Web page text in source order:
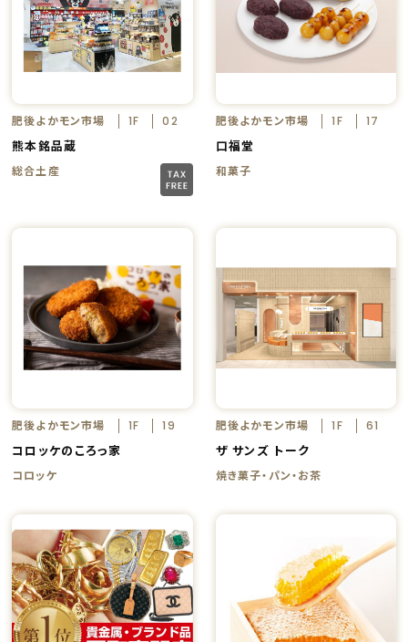
肥後よかモン市場 1F 02
熊本銘品蔵
総合土産
肥後よかモン市場 1F 17
口福堂
和菓子
肥後よかモン市場 1F 19
コロッケのころっ家
コロッケ
肥後よかモン市場 1F 61
ザ サンズ トーク
焼き菓子・パン・お茶